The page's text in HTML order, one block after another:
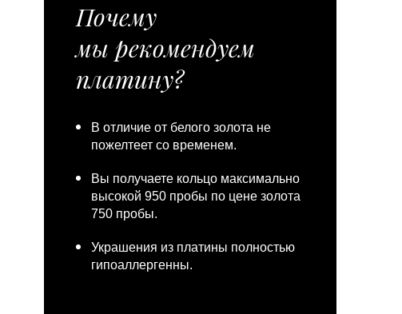
Почему
мы рекомендуем
платину?
В отличие от белого золота не
пожелтеет со временем.
Вы получаете кольцо максимально
высокой 950 пробы по цене золота
750 пробы.
Украшения из платины полностью
гипоаллергенны.